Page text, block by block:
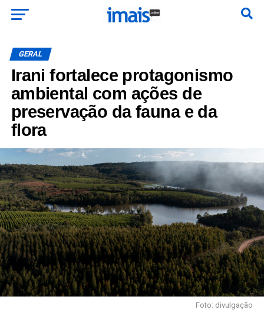
GERAL
Irani fortalece protagonismo
ambiental com ações de
preservação da fauna e da
flora
Foto: divulgação